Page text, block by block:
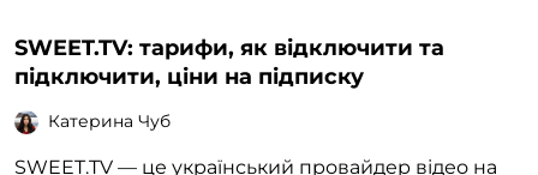
SWEET.TV: тарифи, як відключити та
підключити, ціни на підписку
Катерина Чуб
SWEET.TV — це український провайдер відео на